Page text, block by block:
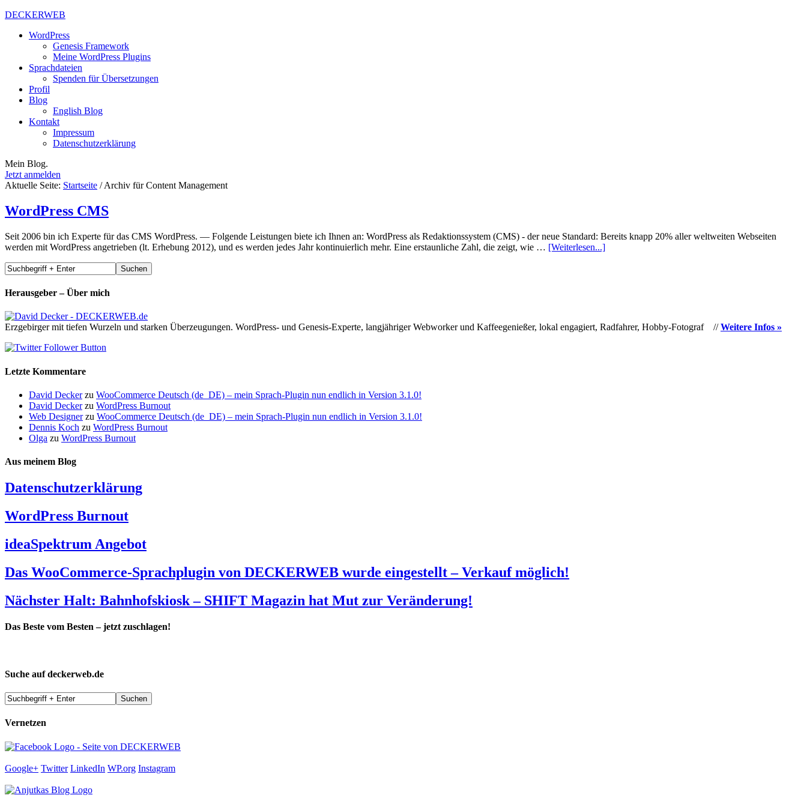
DECKERWEB
WordPress
Genesis Framework
Meine WordPress Plugins
Sprachdateien
Spenden für Übersetzungen
Profil
Blog
English Blog
Kontakt
Impressum
Datenschutzerklärung
Mein Blog.
Jetzt anmelden
Aktuelle Seite: Startseite /Archiv für Content Management
WordPress CMS
Seit 2006 bin ich Experte für das CMS WordPress. — Folgende Leistungen biete ich Ihnen an: WordPress als Redaktionssystem (CMS) - der neue Standard: Bereits knapp 20% aller weltweiten Webseiten
werden mit WordPress angetrieben (lt. Erhebung 2012), und es werden jedes Jahr kontinuierlich mehr. Eine erstaunliche Zahl, die zeigt, wie … [Weiterlesen...]
Herausgeber – Über mich
Erzgebirger mit tiefen Wurzeln und starken Überzeugungen. WordPress- und Genesis-Experte, langjähriger Webworker und Kaffeegenießer, lokal engagiert, Radfahrer, Hobby-Fotograf //Weitere Infos »
Letzte Kommentare
David Deckerzu WooCommerce Deutsch (de_DE) – mein Sprach-Plugin nun endlich in Version 3.1.0!
David Deckerzu WordPress Burnout
Web Designerzu WooCommerce Deutsch (de_DE) – mein Sprach-Plugin nun endlich in Version 3.1.0!
Dennis Koch zu WordPress Burnout
Olga zu WordPress Burnout
Aus meinem Blog
Datenschutzerklärung
WordPress Burnout
ideaSpektrum Angebot
Das WooCommerce-Sprachplugin von DECKERWEB wurde eingestellt – Verkauf möglich!
Nächster Halt: Bahnhofskiosk – SHIFT Magazin hat Mut zur Veränderung!
Das Beste vom Besten – jetzt zuschlagen!
Suche auf deckerweb.de
Vernetzen
Google+ Twitter LinkedIn WP.org Instagram